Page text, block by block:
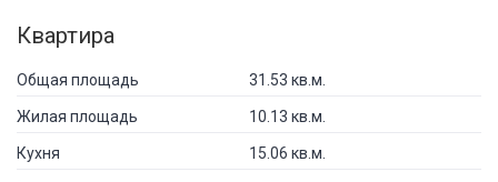
Квартира
Общая площадь 31.53 кв.м.
Жилая площадь 10.13 кв.м.
Кухня 15.06 кв.м.